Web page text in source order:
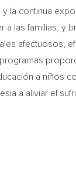
la continua
las familias, y
afectuosos,
programas
a niños
a aliviar el